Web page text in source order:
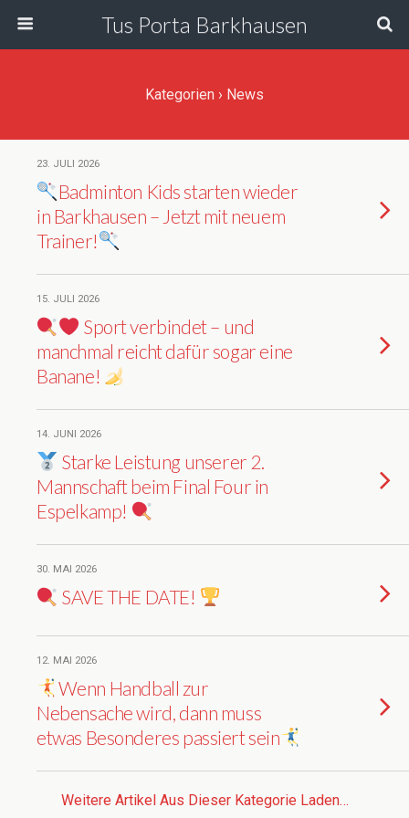
Tus Porta Barkhausen
Kategorien › News
23. JULI 2026
Badminton Kids starten wieder
in Barkhausen – Jetzt mit neuem
Trainer!
15. JULI 2026
Sport verbindet – und
manchmal reicht dafür sogar eine
Banane!
14. JUNI 2026
Starke Leistung unserer 2.
Mannschaft beim Final Four in
Espelkamp!
30. MAI 2026
SAVE THE DATE!
12. MAI 2026
Wenn Handball zur
Nebensache wird, dann muss
etwas Besonderes passiert sein
Weitere Artikel Aus Dieser Kategorie Laden…